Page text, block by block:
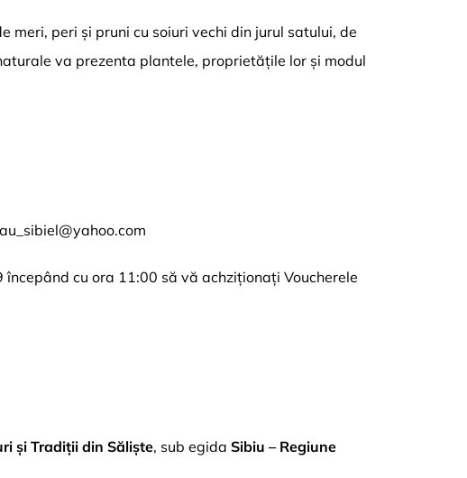
peri și pruni cu soiuri vechi din jurul satului, de
va prezenta plantele, proprietățile lor și modul
cu ora 11:00 să vă achziționați Voucherele
și Tradiții din Săliște, sub egida Sibiu – Regiune